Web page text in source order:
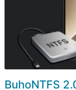
BuhoNTFS